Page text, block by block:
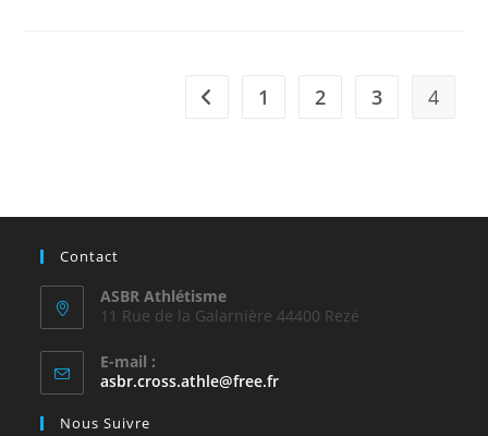
1 2 3 4
Contact
ASBR Athlétisme
11 Rue de la Galarnière 44400 Rezé
E-mail :
asbr.cross.athle@free.fr
Nous Suivre